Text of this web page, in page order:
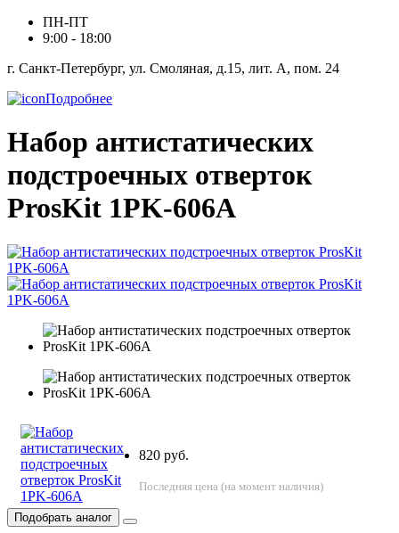
ПН-ПТ
9:00 - 18:00
г. Санкт-Петербург, ул. Смоляная, д.15, лит. А, пом. 24
Подробнее
Набор антистатических
подстроечных отверток
ProsKit 1PK-606A
820 руб.
Последняя цена (на момент наличия)
Подобрать аналог